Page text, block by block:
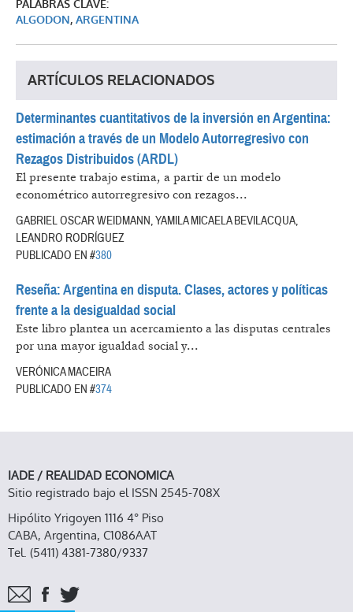
PALABRAS CLAVE:
ALGODON, ARGENTINA
ARTÍCULOS RELACIONADOS
Determinantes cuantitativos de la inversión en Argentina:
estimación a través de un Modelo Autorregresivo con
Rezagos Distribuidos (ARDL)
El presente trabajo estima, a partir de un modelo
econométrico autorregresivo con rezagos...
GABRIEL OSCAR WEIDMANN, YAMILA MICAELA BEVILACQUA,
LEANDRO RODRÍGUEZ
PUBLICADO EN #380
Reseña: Argentina en disputa. Clases, actores y políticas
frente a la desigualdad social
Este libro plantea un acercamiento a las disputas centrales
por una mayor igualdad social y...
VERÓNICA MACEIRA
PUBLICADO EN #374
IADE / REALIDAD ECONOMICA
Sitio registrado bajo el ISSN 2545-708X
Hipólito Yrigoyen 1116 4° Piso
CABA, Argentina, C1086AAT
Tel. (5411) 4381-7380/9337